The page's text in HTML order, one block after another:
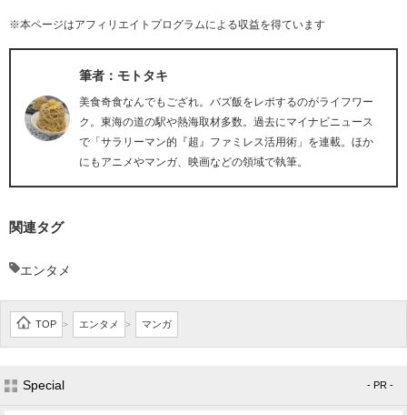
※本ページはアフィリエイトプログラムによる収益を得ています
筆者：モトタキ
美食奇食なんでもござれ。バズ飯をレポするのがライフワー
ク。東海の道の駅や熱海取材多数。過去にマイナビニュース
で「サラリーマン的『超』ファミレス活用術」を連載。ほか
にもアニメやマンガ、映画などの領域で執筆。
関連タグ
エンタメ
TOP > エンタメ > マンガ
Special - PR -